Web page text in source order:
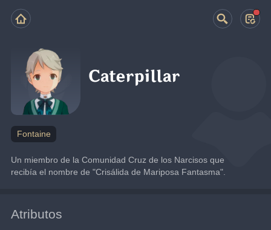
Caterpillar
Fontaine
Un miembro de la Comunidad Cruz de los Narcisos que
recibía el nombre de "Crisálida de Mariposa Fantasma".
Atributos